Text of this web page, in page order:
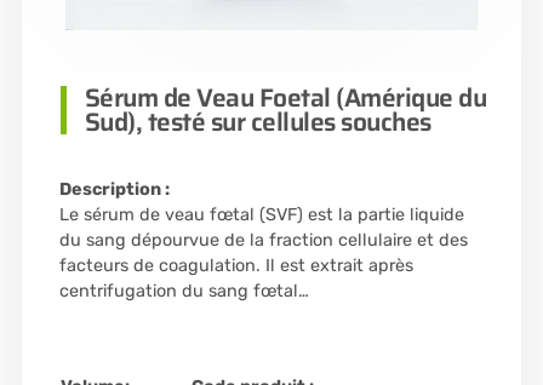
Sérum de Veau Foetal (Amérique du
Sud), testé sur cellules souches
Description :
Le sérum de veau fœtal (SVF) est la partie liquide
du sang dépourvue de la fraction cellulaire et des
facteurs de coagulation. Il est extrait après
centrifugation du sang fœtal…